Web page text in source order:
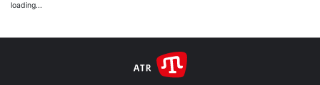
loading...